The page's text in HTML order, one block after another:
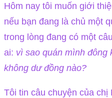
Hôm nay tôi muốn giới
nếu bạn đang là chủ một
trong lòng đang có một
ai: vì sao quán mình đông
không dư đồng nào?
Tôi tin câu chuyện của